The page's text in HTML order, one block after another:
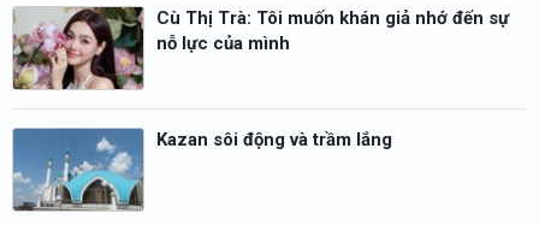
Cù Thị Trà: Tôi muốn khán giả nhớ đến sự
nỗ lực của mình
Kazan sôi động và trầm lắng